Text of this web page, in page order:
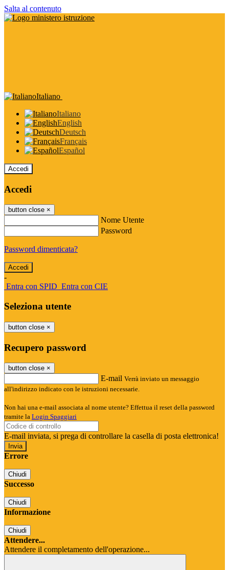
Salta al contenuto
Italiano
Italiano
English
Deutsch
Français
Español
Accedi
Accedi
button close ×
Nome Utente
Password
Password dimenticata?
-
Entra con SPID Entra con CIE
Seleziona utente
button close ×
Recupero password
button close ×
E-mail Verrà inviato un messaggio
all'indirizzo indicato con le istruzioni necessarie.
Non hai una e-mail associata al nome utente? Effettua il reset della password
tramite la Login Spaggiari
E-mail inviata, si prega di controllare la casella di posta elettronica!
Errore
Chiudi
Successo
Chiudi
Informazione
Chiudi
Attendere...
Attendere il completamento dell'operazione...